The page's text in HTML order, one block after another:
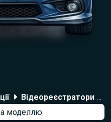
Відеореєстратори SHO-ME
моделлю